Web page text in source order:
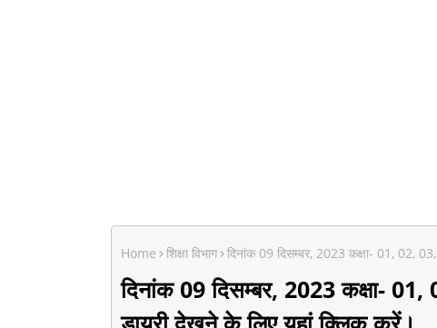
Home शिक्षा विभाग दिनांक 09 दिसम्बर, 2023 कक्षा- 01, 02,
दिनांक 09 दिसम्बर, 2023 कक्षा-